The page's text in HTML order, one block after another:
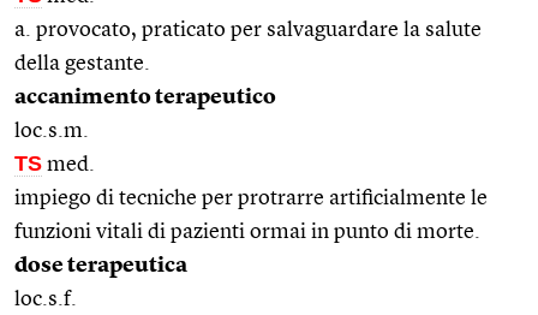
a. provocato, praticato per salvaguardare la salute
della gestante.
accanimento terapeutico
loc.s.m.
TS med.
impiego di tecniche per protrarre artificialmente le
funzioni vitali di pazienti ormai in punto di morte.
dose terapeutica
loc.s.f.